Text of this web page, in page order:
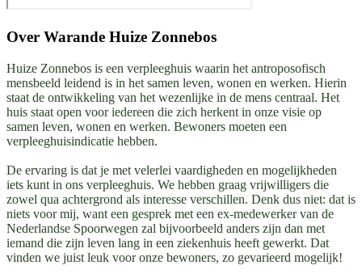
Over Warande Huize Zonnebos
Huize Zonnebos is een verpleeghuis waarin het antroposofisch
mensbeeld leidend is in het samen leven, wonen en werken. Hierin
staat de ontwikkeling van het wezenlijke in de mens centraal. Het
huis staat open voor iedereen die zich herkent in onze visie op
samen leven, wonen en werken. Bewoners moeten een
verpleeghuisindicatie hebben.
De ervaring is dat je met velerlei vaardigheden en mogelijkheden
iets kunt in ons verpleeghuis. We hebben graag vrijwilligers die
zowel qua achtergrond als interesse verschillen. Denk dus niet: dat is
niets voor mij, want een gesprek met een ex-medewerker van de
Nederlandse Spoorwegen zal bijvoorbeeld anders zijn dan met
iemand die zijn leven lang in een ziekenhuis heeft gewerkt. Dat
vinden we juist leuk voor onze bewoners, zo gevarieerd mogelijk!